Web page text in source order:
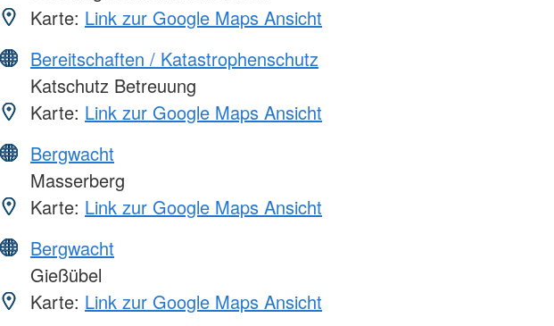
Karte: Link zur Google Maps Ansicht
Bereitschaften / Katastrophenschutz
Katschutz Betreuung
Karte: Link zur Google Maps Ansicht
Bergwacht
Masserberg
Karte: Link zur Google Maps Ansicht
Bergwacht
Gießübel
Karte: Link zur Google Maps Ansicht